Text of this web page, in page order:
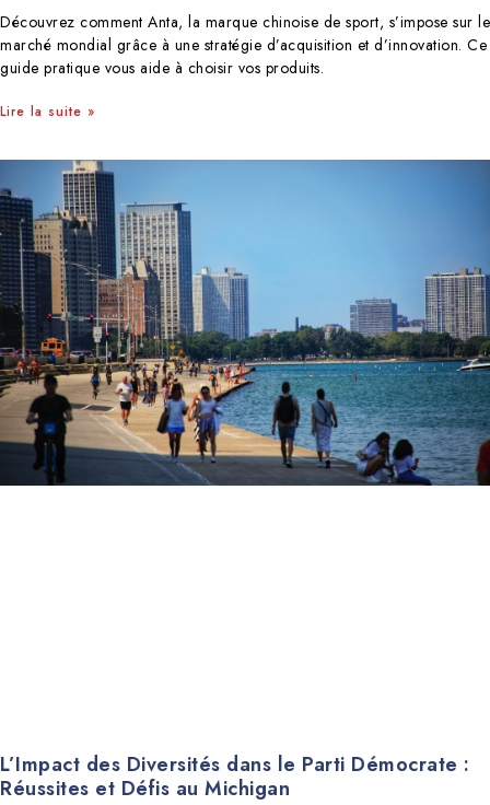
Découvrez comment Anta, la marque chinoise de sport, s’impose sur le
marché mondial grâce à une stratégie d’acquisition et d’innovation. Ce
guide pratique vous aide à choisir vos produits.
Lire la suite »
L’Impact des Diversités dans le Parti Démocrate :
Réussites et Défis au Michigan